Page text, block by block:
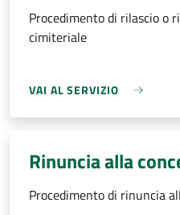
Procedimento di rilascio o
cimiteriale
VAI AL SERVIZIO
Rinuncia alla
Procedimento di rinuncia